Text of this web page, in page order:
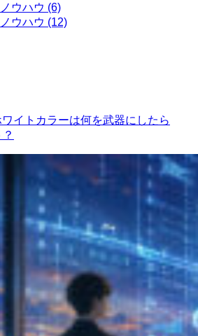
ウハウ (6)
ウハウ (12)
イトカラーは何を武器にしたら